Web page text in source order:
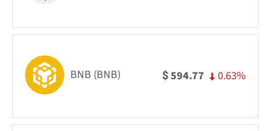
BNB (BNB) $594.77 0.63%